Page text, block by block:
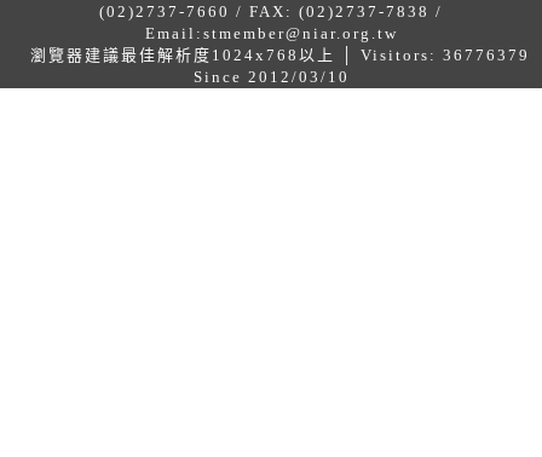
(02)2737-7660 / FAX: (02)2737-7838 /
Email: stmember@niar.org.tw
瀏覽器建議最佳解析度1024x768以上 │ Visitors: 36776379
Since 2012/03/10